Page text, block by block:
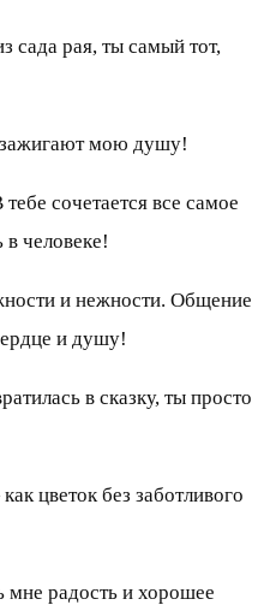
сада рая, ты самый тот,
зажигают мою душу!
сочетается все самое
человеке!
и нежности. Общение
и душу!
в сказку, ты просто
цветок без заботливого
радость и хорошее